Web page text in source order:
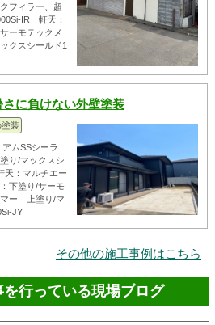
フィラー、超
IR 軒天：
ーモテックメ
クスシールド1
に負けない外壁塗装
装
ムSSシーラ
り/マックスシ
：マルチエー
下塗り/サーモ
マー 上塗り/マ
JY
その他の施工事例はこちら
行っている現場ブログ